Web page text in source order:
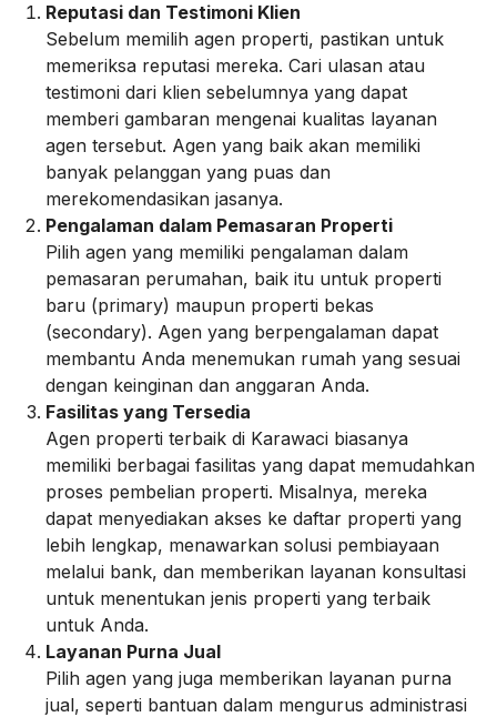
Reputasi dan Testimoni Klien
Sebelum memilih agen properti, pastikan untuk
memeriksa reputasi mereka. Cari ulasan atau
testimoni dari klien sebelumnya yang dapat
memberi gambaran mengenai kualitas layanan
agen tersebut. Agen yang baik akan memiliki
banyak pelanggan yang puas dan
merekomendasikan jasanya.
Pengalaman dalam Pemasaran Properti
Pilih agen yang memiliki pengalaman dalam
pemasaran perumahan, baik itu untuk properti
baru (primary) maupun properti bekas
(secondary). Agen yang berpengalaman dapat
membantu Anda menemukan rumah yang sesuai
dengan keinginan dan anggaran Anda.
Fasilitas yang Tersedia
Agen properti terbaik di Karawaci biasanya
memiliki berbagai fasilitas yang dapat memudahkan
proses pembelian properti. Misalnya, mereka
dapat menyediakan akses ke daftar properti yang
lebih lengkap, menawarkan solusi pembiayaan
melalui bank, dan memberikan layanan konsultasi
untuk menentukan jenis properti yang terbaik
untuk Anda.
Layanan Purna Jual
Pilih agen yang juga memberikan layanan purna
jual, seperti bantuan dalam mengurus administrasi